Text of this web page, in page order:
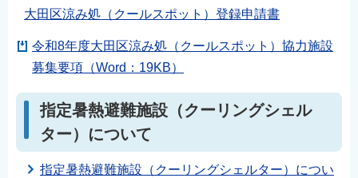
大田区涼み処（クールスポット）登録申請書
令和8年度大田区涼み処（クールスポット）協力施設
募集要項（Word：19KB）
指定暑熱避難施設（クーリングシェル
ター）について
指定暑熱避難施設（クーリングシェルター）につい